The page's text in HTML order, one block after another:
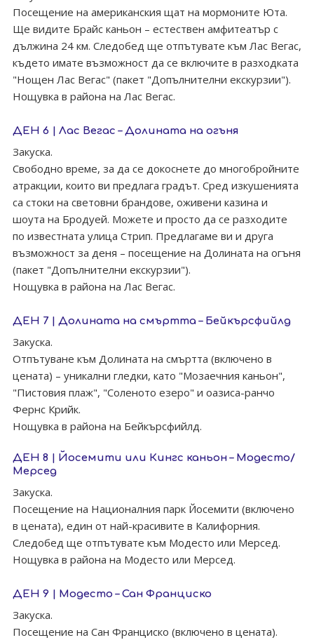
Посещение на американския щат на мормоните Юта.
Ще видите Брайс каньон – естествен амфитеатър с
дължина 24 км. Следобед ще отпътувате към Лас Вегас,
където имате възможност да се включите в разходката
"Нощен Лас Вегас" (пакет "Допълнителни екскурзии").
Нощувка в района на Лас Вегас.
ДЕН 6 | Лас Вегас – Долината на огъня
Закуска.
Свободно време, за да се докоснете до многобройните
атракции, които ви предлага градът. Сред изкушенията
са стоки на световни брандове, оживени казина и
шоута на Бродуей. Можете и просто да се разходите
по известната улица Стрип. Предлагаме ви и друга
възможност за деня – посещение на Долината на огъня
(пакет "Допълнителни екскурзии").
Нощувка в района на Лас Вегас.
ДЕН 7 | Долината на смъртта – Бейкърсфийлд
Закуска.
Отпътуване към Долината на смъртта (включено в
цената) – уникални гледки, като "Мозаечния каньон",
"Пистовия плаж", "Соленото езеро" и оазиса-ранчо
Фернс Крийк.
Нощувка в района на Бейкърсфийлд.
ДЕН 8 | Йосемити или Кингс каньон – Модесто/
Мерсед
Закуска.
Посещение на Националния парк Йосемити (включено
в цената), един от най-красивите в Калифорния.
Следобед ще отпътувате към Модесто или Мерсед.
Нощувка в района на Модесто или Мерсед.
ДЕН 9 | Модесто – Сан Франциско
Закуска.
Посещение на Сан Франциско (включено в цената).